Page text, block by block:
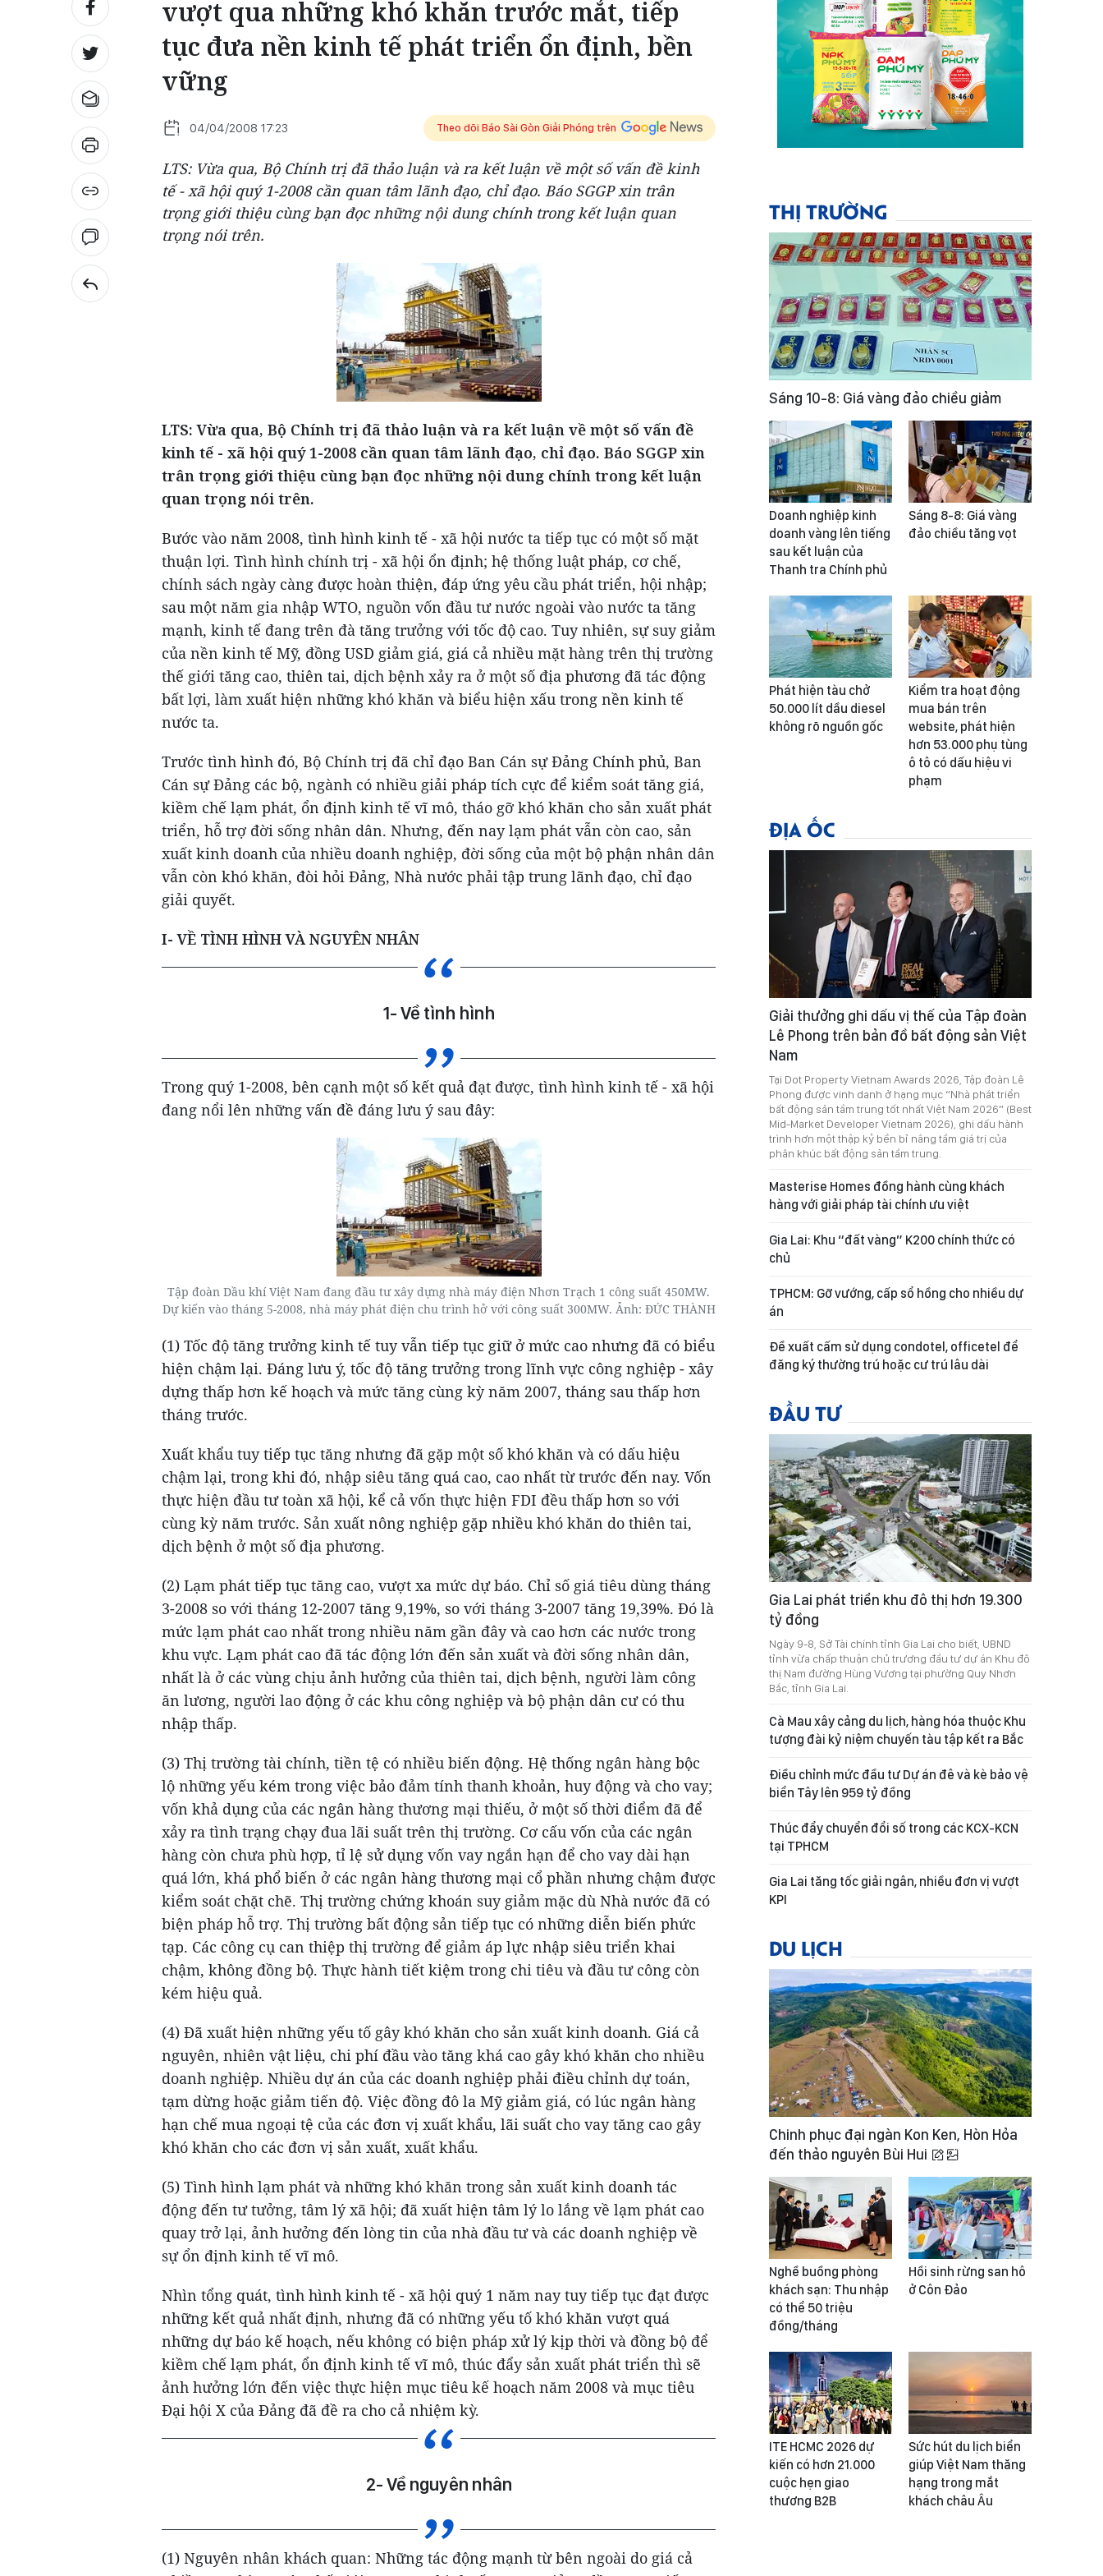
vượt qua những khó khăn trước mắt, tiếp
tục đưa nền kinh tế phát triển ổn định, bền
vững
04/04/2008 17:23 Theo dõi Báo Sài Gòn Giải Phóng trên
LTS: Vừa qua, Bộ Chính trị đã thảo luận và ra kết luận về một số vấn đề kinh
tế - xã hội quý 1-2008 cần quan tâm lãnh đạo, chỉ đạo. Báo SGGP xin trân
trọng giới thiệu cùng bạn đọc những nội dung chính trong kết luận quan
trọng nói trên.
LTS: Vừa qua, Bộ Chính trị đã thảo luận và ra kết luận về một số vấn đề
kinh tế - xã hội quý 1-2008 cần quan tâm lãnh đạo, chỉ đạo. Báo SGGP xin
trân trọng giới thiệu cùng bạn đọc những nội dung chính trong kết luận
quan trọng nói trên.
Bước vào năm 2008, tình hình kinh tế - xã hội nước ta tiếp tục có một số mặt
thuận lợi. Tình hình chính trị - xã hội ổn định; hệ thống luật pháp, cơ chế,
chính sách ngày càng được hoàn thiện, đáp ứng yêu cầu phát triển, hội nhập;
sau một năm gia nhập WTO, nguồn vốn đầu tư nước ngoài vào nước ta tăng
mạnh, kinh tế đang trên đà tăng trưởng với tốc độ cao. Tuy nhiên, sự suy giảm
của nền kinh tế Mỹ, đồng USD giảm giá, giá cả nhiều mặt hàng trên thị trường
thế giới tăng cao, thiên tai, dịch bệnh xảy ra ở một số địa phương đã tác động
bất lợi, làm xuất hiện những khó khăn và biểu hiện xấu trong nền kinh tế
nước ta.
Trước tình hình đó, Bộ Chính trị đã chỉ đạo Ban Cán sự Đảng Chính phủ, Ban
Cán sự Đảng các bộ, ngành có nhiều giải pháp tích cực để kiểm soát tăng giá,
kiềm chế lạm phát, ổn định kinh tế vĩ mô, tháo gỡ khó khăn cho sản xuất phát
triển, hỗ trợ đời sống nhân dân. Nhưng, đến nay lạm phát vẫn còn cao, sản
xuất kinh doanh của nhiều doanh nghiệp, đời sống của một bộ phận nhân dân
vẫn còn khó khăn, đòi hỏi Đảng, Nhà nước phải tập trung lãnh đạo, chỉ đạo
giải quyết.
I- VỀ TÌNH HÌNH VÀ NGUYÊN NHÂN
1- Về tình hình
Trong quý 1-2008, bên cạnh một số kết quả đạt được, tình hình kinh tế - xã hội
đang nổi lên những vấn đề đáng lưu ý sau đây:
Tập đoàn Dầu khí Việt Nam đang đầu tư xây dựng nhà máy điện Nhơn Trạch 1 công suất 450MW.
Dự kiến vào tháng 5-2008, nhà máy phát điện chu trình hở với công suất 300MW. Ảnh: ĐỨC THÀNH
(1) Tốc độ tăng trưởng kinh tế tuy vẫn tiếp tục giữ ở mức cao nhưng đã có biểu
hiện chậm lại. Đáng lưu ý, tốc độ tăng trưởng trong lĩnh vực công nghiệp - xây
dựng thấp hơn kế hoạch và mức tăng cùng kỳ năm 2007, tháng sau thấp hơn
tháng trước.
Xuất khẩu tuy tiếp tục tăng nhưng đã gặp một số khó khăn và có dấu hiệu
chậm lại, trong khi đó, nhập siêu tăng quá cao, cao nhất từ trước đến nay. Vốn
thực hiện đầu tư toàn xã hội, kể cả vốn thực hiện FDI đều thấp hơn so với
cùng kỳ năm trước. Sản xuất nông nghiệp gặp nhiều khó khăn do thiên tai,
dịch bệnh ở một số địa phương.
(2) Lạm phát tiếp tục tăng cao, vượt xa mức dự báo. Chỉ số giá tiêu dùng tháng
3-2008 so với tháng 12-2007 tăng 9,19%, so với tháng 3-2007 tăng 19,39%. Đó là
mức lạm phát cao nhất trong nhiều năm gần đây và cao hơn các nước trong
khu vực. Lạm phát cao đã tác động lớn đến sản xuất và đời sống nhân dân,
nhất là ở các vùng chịu ảnh hưởng của thiên tai, dịch bệnh, người làm công
ăn lương, người lao động ở các khu công nghiệp và bộ phận dân cư có thu
nhập thấp.
(3) Thị trường tài chính, tiền tệ có nhiều biến động. Hệ thống ngân hàng bộc
lộ những yếu kém trong việc bảo đảm tính thanh khoản, huy động và cho vay;
vốn khả dụng của các ngân hàng thương mại thiếu, ở một số thời điểm đã để
xảy ra tình trạng chạy đua lãi suất trên thị trường. Cơ cấu vốn của các ngân
hàng còn chưa phù hợp, tỉ lệ sử dụng vốn vay ngắn hạn để cho vay dài hạn
quá lớn, khá phổ biến ở các ngân hàng thương mại cổ phần nhưng chậm được
kiểm soát chặt chẽ. Thị trường chứng khoán suy giảm mặc dù Nhà nước đã có
biện pháp hỗ trợ. Thị trường bất động sản tiếp tục có những diễn biến phức
tạp. Các công cụ can thiệp thị trường để giảm áp lực nhập siêu triển khai
chậm, không đồng bộ. Thực hành tiết kiệm trong chi tiêu và đầu tư công còn
kém hiệu quả.
(4) Đã xuất hiện những yếu tố gây khó khăn cho sản xuất kinh doanh. Giá cả
nguyên, nhiên vật liệu, chi phí đầu vào tăng khá cao gây khó khăn cho nhiều
doanh nghiệp. Nhiều dự án của các doanh nghiệp phải điều chỉnh dự toán,
tạm dừng hoặc giảm tiến độ. Việc đồng đô la Mỹ giảm giá, có lúc ngân hàng
hạn chế mua ngoại tệ của các đơn vị xuất khẩu, lãi suất cho vay tăng cao gây
khó khăn cho các đơn vị sản xuất, xuất khẩu.
(5) Tình hình lạm phát và những khó khăn trong sản xuất kinh doanh tác
động đến tư tưởng, tâm lý xã hội; đã xuất hiện tâm lý lo lắng về lạm phát cao
quay trở lại, ảnh hưởng đến lòng tin của nhà đầu tư và các doanh nghiệp về
sự ổn định kinh tế vĩ mô.
Nhìn tổng quát, tình hình kinh tế - xã hội quý 1 năm nay tuy tiếp tục đạt được
những kết quả nhất định, nhưng đã có những yếu tố khó khăn vượt quá
những dự báo kế hoạch, nếu không có biện pháp xử lý kịp thời và đồng bộ để
kiềm chế lạm phát, ổn định kinh tế vĩ mô, thúc đẩy sản xuất phát triển thì sẽ
ảnh hưởng lớn đến việc thực hiện mục tiêu kế hoạch năm 2008 và mục tiêu
Đại hội X của Đảng đã đề ra cho cả nhiệm kỳ.
2- Về nguyên nhân
(1) Nguyên nhân khách quan: Những tác động mạnh từ bên ngoài do giá cả
THỊ TRƯỜNG
Sáng 10-8: Giá vàng đảo chiều giảm
Doanh nghiệp kinh
doanh vàng lên tiếng
sau kết luận của
Thanh tra Chính phủ
Sáng 8-8: Giá vàng
đảo chiều tăng vọt
Phát hiện tàu chở
50.000 lít dầu diesel
không rõ nguồn gốc
Kiểm tra hoạt động
mua bán trên
website, phát hiện
hơn 53.000 phụ tùng
ô tô có dấu hiệu vi
phạm
ĐỊA ỐC
Giải thưởng ghi dấu vị thế của Tập đoàn
Lê Phong trên bản đồ bất động sản Việt
Nam
Tại Dot Property Vietnam Awards 2026, Tập đoàn Lê
Phong được vinh danh ở hạng mục “Nhà phát triển
bất động sản tầm trung tốt nhất Việt Nam 2026” (Best
Mid-Market Developer Vietnam 2026), ghi dấu hành
trình hơn một thập kỷ bền bỉ nâng tầm giá trị của
phân khúc bất động sản tầm trung.
Masterise Homes đồng hành cùng khách
hàng với giải pháp tài chính ưu việt
Gia Lai: Khu “đất vàng” K200 chính thức có
chủ
TPHCM: Gỡ vướng, cấp sổ hồng cho nhiều dự
án
Đề xuất cấm sử dụng condotel, officetel để
đăng ký thường trú hoặc cư trú lâu dài
ĐẦU TƯ
Gia Lai phát triển khu đô thị hơn 19.300
tỷ đồng
Ngày 9-8, Sở Tài chính tỉnh Gia Lai cho biết, UBND
tỉnh vừa chấp thuận chủ trương đầu tư dự án Khu đô
thị Nam đường Hùng Vương tại phường Quy Nhơn
Bắc, tỉnh Gia Lai.
Cà Mau xây cảng du lịch, hàng hóa thuộc Khu
tượng đài kỷ niệm chuyến tàu tập kết ra Bắc
Điều chỉnh mức đầu tư Dự án đê và kè bảo vệ
biển Tây lên 959 tỷ đồng
Thúc đẩy chuyển đổi số trong các KCX-KCN
tại TPHCM
Gia Lai tăng tốc giải ngân, nhiều đơn vị vượt
KPI
DU LỊCH
Chinh phục đại ngàn Kon Ken, Hòn Hỏa
đến thảo nguyên Bùi Hui
Nghề buồng phòng
khách sạn: Thu nhập
có thể 50 triệu
đồng/tháng
Hồi sinh rừng san hô
ở Côn Đảo
ITE HCMC 2026 dự
kiến có hơn 21.000
cuộc hẹn giao
thương B2B
Sức hút du lịch biển
giúp Việt Nam thăng
hạng trong mắt
khách châu Âu